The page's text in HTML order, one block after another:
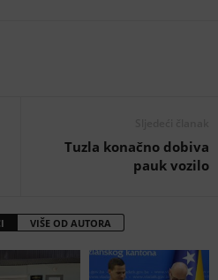
Tuzla konačno dobiva
pauk vozilo
VIŠE OD AUTORA